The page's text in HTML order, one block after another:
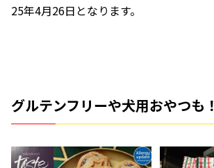
25年4月26日となります。
グルテンフリーや犬用おやつも！